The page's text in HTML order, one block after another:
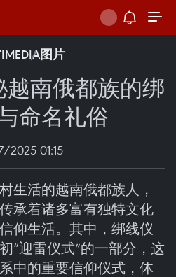
图片
越南俄都族的绑
命名礼俗
2025 01:15
生活的越南俄都族人，
承着诸多富有独特文化
仰生活。其中，绑线仪
“迎雷仪式”的一部分，这
中的重要信仰仪式，体